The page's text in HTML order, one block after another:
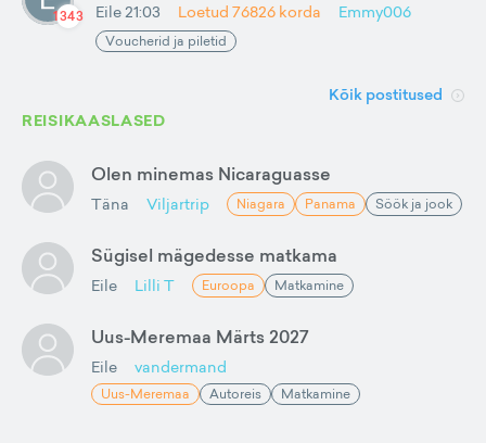
1343 Eile 21:03 Loetud 76826 korda Emmy006
Voucherid ja piletid
Kõik postitused
REISIKAASLASED
Olen minemas Nicaraguasse
Täna Viljartrip Niagara Panama Söök ja jook
Sügisel mägedesse matkama
Eile Lilli T Euroopa Matkamine
Uus-Meremaa Märts 2027
Eile vandermand
Uus-Meremaa Autoreis Matkamine